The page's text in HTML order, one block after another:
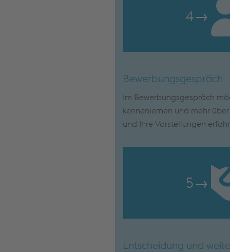
4→
Bewerbungsgespräch
Im Bewerbungsgespräch
kennenlernen und mehr
und Ihre Vorstellungen
5→
Entscheidung und